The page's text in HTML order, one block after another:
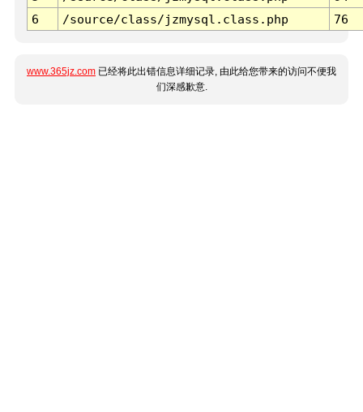
6
/source/class/jzmysql.class.php 76
www.365jz.com 已经将此出错信息详细记录, 由此给您带来的访问不便我
们深感歉意.